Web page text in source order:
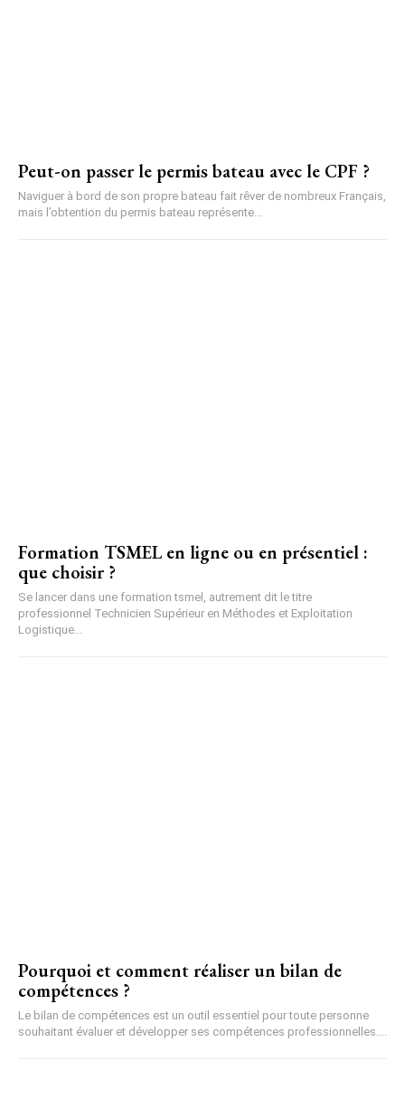
Peut-on passer le permis bateau avec le CPF ?
Naviguer à bord de son propre bateau fait rêver de nombreux Français,
mais l’obtention du permis bateau représente...
Formation TSMEL en ligne ou en présentiel :
que choisir ?
Se lancer dans une formation tsmel, autrement dit le titre
professionnel Technicien Supérieur en Méthodes et Exploitation
Logistique...
Pourquoi et comment réaliser un bilan de
compétences ?
Le bilan de compétences est un outil essentiel pour toute personne
souhaitant évaluer et développer ses compétences professionnelles....